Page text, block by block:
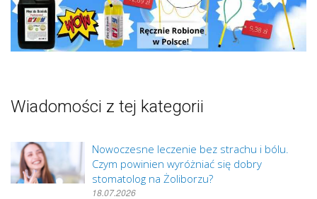
Wiadomości z tej kategorii
Nowoczesne leczenie bez strachu i bólu.
Czym powinien wyróżniać się dobry
stomatolog na Żoliborzu?
18.07.2026